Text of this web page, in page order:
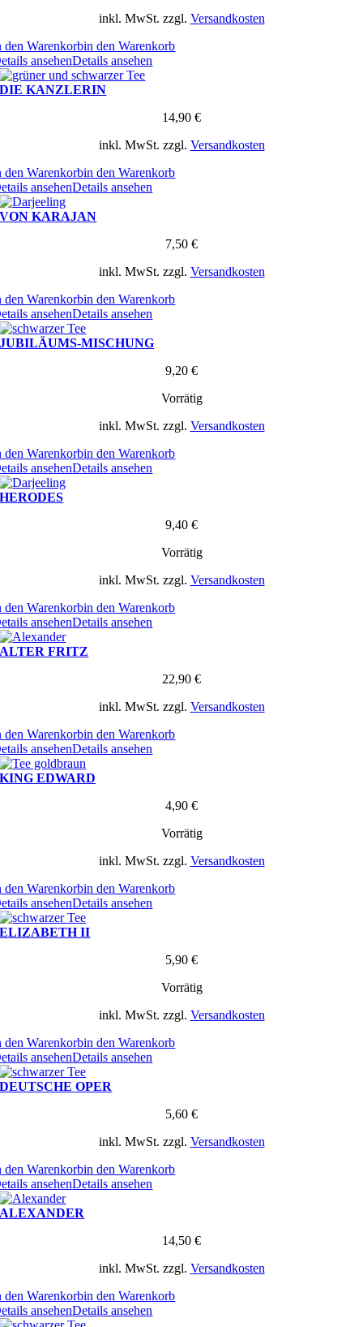
inkl. MwSt. zzgl. Versandkosten
den Warenkorbin den Warenkorb
ansehenDetails ansehen
DIE KANZLERIN
14,90 €
inkl. MwSt. zzgl. Versandkosten
den Warenkorbin den Warenkorb
ansehenDetails ansehen
VON KARAJAN
7,50 €
inkl. MwSt. zzgl. Versandkosten
den Warenkorbin den Warenkorb
ansehenDetails ansehen
JUBILÄUMS-MISCHUNG
9,20 €
Vorrätig
inkl. MwSt. zzgl. Versandkosten
den Warenkorbin den Warenkorb
ansehenDetails ansehen
HERODES
9,40 €
Vorrätig
inkl. MwSt. zzgl. Versandkosten
den Warenkorbin den Warenkorb
ansehenDetails ansehen
ALTER FRITZ
22,90 €
inkl. MwSt. zzgl. Versandkosten
den Warenkorbin den Warenkorb
ansehenDetails ansehen
KING EDWARD
4,90 €
Vorrätig
inkl. MwSt. zzgl. Versandkosten
den Warenkorbin den Warenkorb
ansehenDetails ansehen
ELIZABETH II
5,90 €
Vorrätig
inkl. MwSt. zzgl. Versandkosten
den Warenkorbin den Warenkorb
ansehenDetails ansehen
DEUTSCHE OPER
5,60 €
inkl. MwSt. zzgl. Versandkosten
den Warenkorbin den Warenkorb
ansehenDetails ansehen
ALEXANDER
14,50 €
inkl. MwSt. zzgl. Versandkosten
den Warenkorbin den Warenkorb
ansehenDetails ansehen